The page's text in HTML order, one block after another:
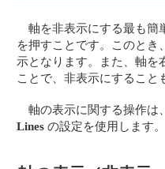
軸を非表示にする最も
を押すことです。このとき
示となります。また、軸を
ことで、非表示にすること
軸の表示に関する操作は
Lines の設定を使用します。